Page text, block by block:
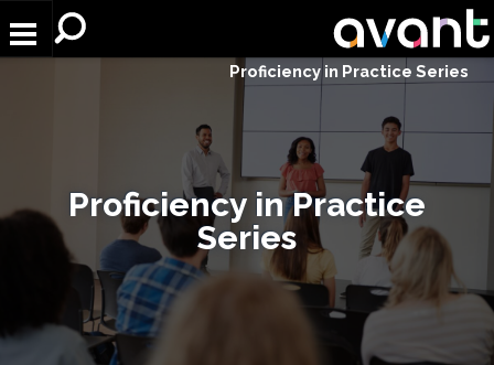
Skip to main
Proficiency in Practice Series
Proficiency in Practice
Series